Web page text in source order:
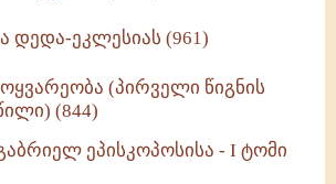
დედა-ეკლესიას (961)
(პირველი წიგნის
(844)
ეპისკოპოსისა - I ტომი